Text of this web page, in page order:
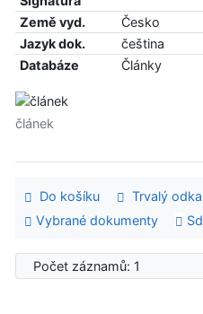
Země vyd.
Česko
Jazyk dok.
čeština
Databáze
Články
článek
Do košíku Trvalý
Vybrané dokumenty
Počet záznamů: 1